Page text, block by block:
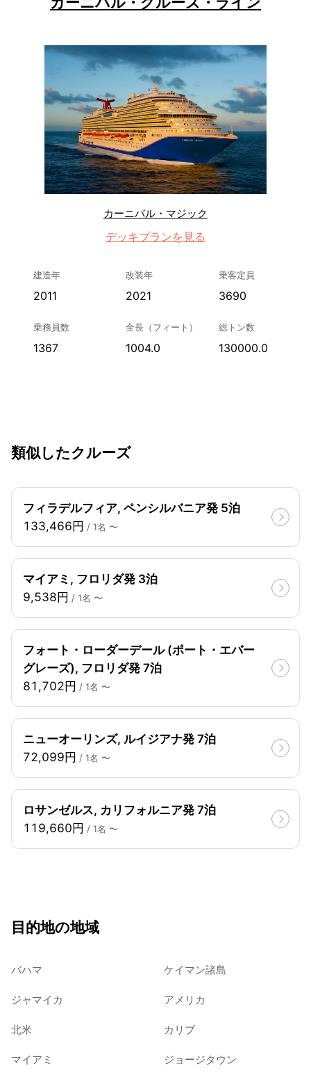
カーニバル・マジック
デッキプランを見る
建造年
2011
改装年
2021
乗客定員
3690
乗務員数
1367
全長（フィート）
1004.0
総トン数
130000.0
類似したクルーズ
フィラデルフィア, ペンシルバニア発 5泊
133,466円 / 1名 〜
マイアミ, フロリダ発 3泊
9,538円 / 1名 〜
フォート・ローダーデール (ポート・エバー
グレーズ), フロリダ発 7泊
81,702円 / 1名 〜
ニューオーリンズ, ルイジアナ発 7泊
72,099円 / 1名 〜
ロサンゼルス, カリフォルニア発 7泊
119,660円 / 1名 〜
目的地の地域
バハマ ケイマン諸島
ジャマイカ アメリカ
北米 カリブ
マイアミ ジョージタウン